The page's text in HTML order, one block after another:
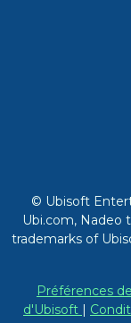
© Ubisoft
Ubi.com, Nadeo
trademarks of
Préférences
d'Ubisoft |